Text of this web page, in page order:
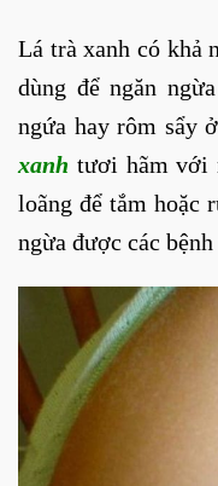
Lá trà xanh có khả
dùng để ngăn
ngứa hay rôm sẩy
xanh tươi hãm với
loãng để tắm hoặc
ngừa được các